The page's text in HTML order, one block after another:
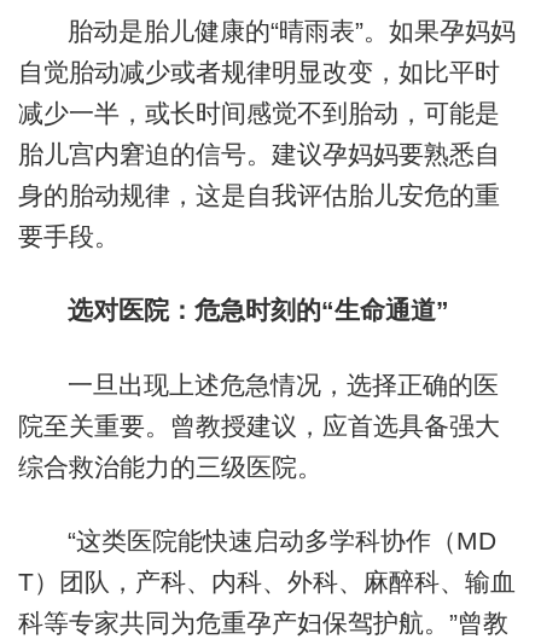
胎动是胎儿健康的“晴雨表”。如果孕妈妈
自觉胎动减少或者规律明显改变，如比平时
减少一半，或长时间感觉不到胎动，可能是
胎儿宫内窘迫的信号。建议孕妈妈要熟悉自
身的胎动规律，这是自我评估胎儿安危的重
要手段。
选对医院：危急时刻的“生命通道”
一旦出现上述危急情况，选择正确的医
院至关重要。曾教授建议，应首选具备强大
综合救治能力的三级医院。
“这类医院能快速启动多学科协作（MD
T）团队，产科、内科、外科、麻醉科、输血
科等专家共同为危重孕产妇保驾护航。”曾教